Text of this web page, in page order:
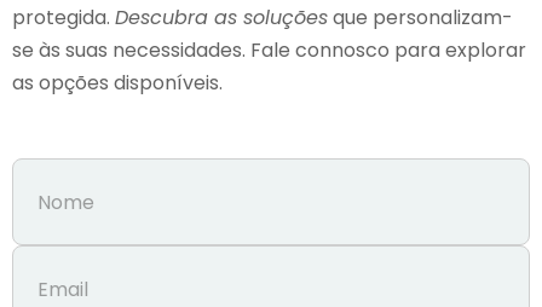
protegida. Descubra as soluçõesque personalizam-
se às suas necessidades. Fale connosco para explorar
as opções disponíveis.